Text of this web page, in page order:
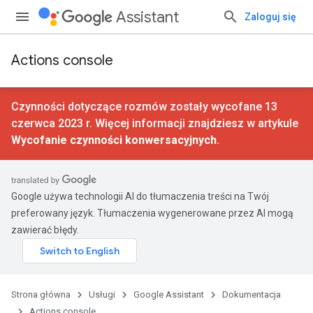
Assistant Zaloguj się
Actions console
Czynności dotyczące rozmów zostały wycofane 13
czerwca 2023 r. Więcej informacji znajdziesz w artykule
Wycofanie czynności konwersacyjnych.
Google używa technologii AI do tłumaczenia treści na Twój
preferowany język. Tłumaczenia wygenerowane przez AI mogą
zawierać błędy.
Strona główna Usługi Google Assistant
Dokumentacja